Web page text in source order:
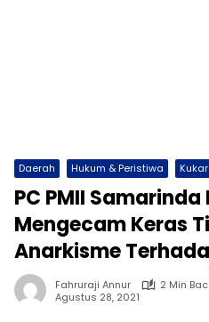
Daerah Hukum & Peristiwa Kukar
PC PMII
Mengecam Keras
Anarkisme
Fahruraji Annur
2 Min
Agustus 28, 2021